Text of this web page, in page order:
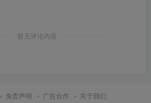
暂无评论内容
免责声明 广告合作 关于我们